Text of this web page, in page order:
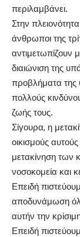
περιλαμβάνει.
Στην
άνθρωποι της
αντιμετωπίζουν
διαιώνιση της
προβλήματα της
πολλούς
ζωής τους.
Σίγουρα, η
οικισμούς
μετακίνηση των
νοσοκομεία και
Επειδή
αποδυνάμωση
αυτήν την
Επειδή